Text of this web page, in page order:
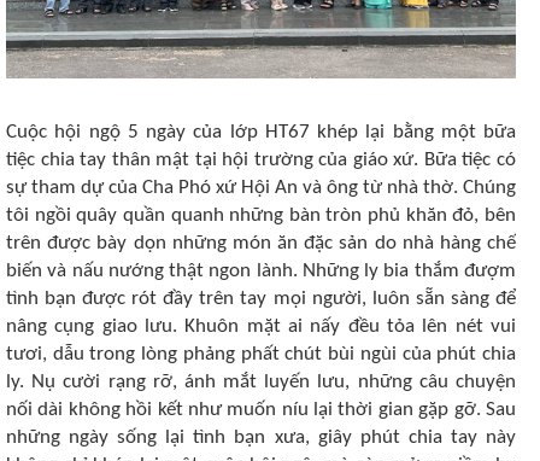
Cuộc hội ngộ 5 ngày của lớp HT67 khép lại bằng một bữa
tiệc chia tay thân mật tại hội trường của giáo xứ. Bữa tiệc có
sự tham dự của Cha Phó xứ Hội An và ông từ nhà thờ. Chúng
tôi ngồi quây quần quanh những bàn tròn phủ khăn đỏ, bên
trên được bày dọn những món ăn đặc sản do nhà hàng chế
biến và nấu nướng thật ngon lành. Những ly bia thắm đượm
tình bạn được rót đầy trên tay mọi người, luôn sẵn sàng để
nâng cụng giao lưu. Khuôn mặt ai nấy đều tỏa lên nét vui
tươi, dẫu trong lòng phảng phất chút bùi ngùi của phút chia
ly. Nụ cười rạng rỡ, ánh mắt luyến lưu, những câu chuyện
nối dài không hồi kết như muốn níu lại thời gian gặp gỡ. Sau
những ngày sống lại tình bạn xưa, giây phút chia tay này